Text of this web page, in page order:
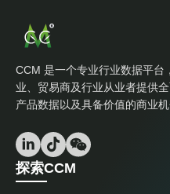
CCM 是一个专业行业数据平台
业、贸易商及行业从业者提供
产品数据以及具备价值的商业机
探索CCM